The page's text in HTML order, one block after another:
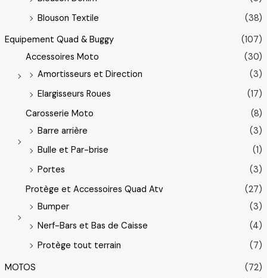
Blouson Textile
(38)
Equipement Quad & Buggy
(107)
Accessoires Moto
(30)
Amortisseurs et Direction
(3)
Elargisseurs Roues
(17)
Carosserie Moto
(8)
Barre arrière
(3)
Bulle et Par-brise
(1)
Portes
(3)
Protège et Accessoires Quad Atv
(27)
Bumper
(3)
Nerf-Bars et Bas de Caisse
(4)
Protège tout terrain
(7)
MOTOS
(72)